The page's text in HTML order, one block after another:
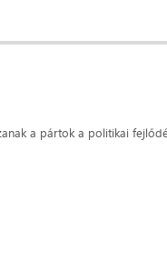
a pártok a politikai